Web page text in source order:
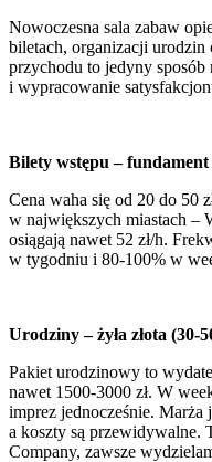
Nowoczesna sala zabaw
biletach, organizacji
przychodu to jedyny sposób
i wypracowanie
Bilety wstępu –
Cena waha się od 20 do 50
w największych miastach –
osiągają nawet 52 zł/h.
w tygodniu i 80-100% w
Urodziny – żyła złota
Pakiet urodzinowy to
nawet 1500-3000 zł. W
imprez jednocześnie. Marża
a koszty są przewidywalne.
Company, zawsze